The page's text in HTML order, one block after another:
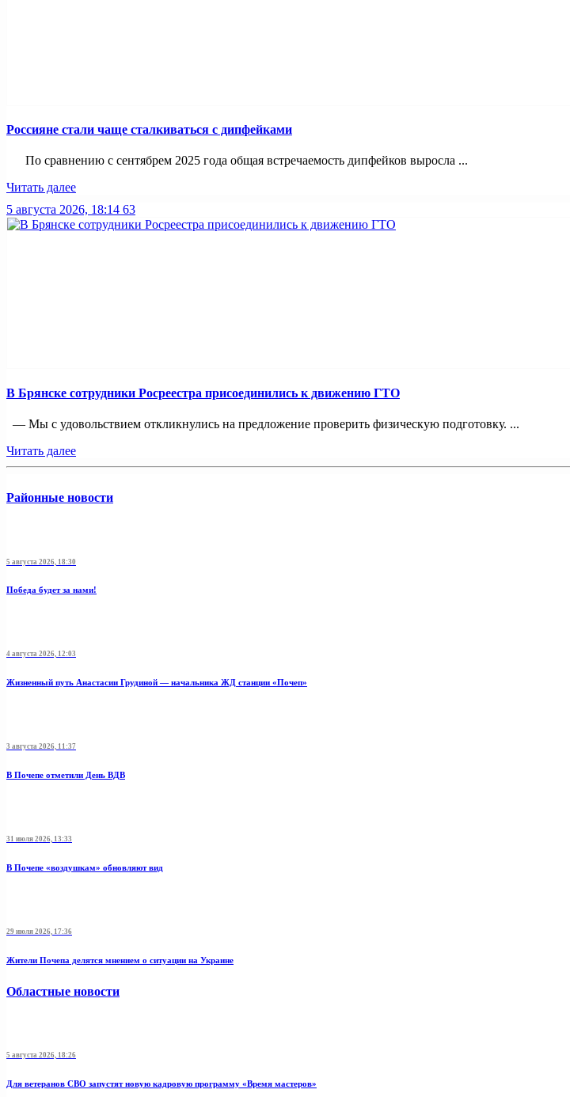
Россияне стали чаще сталкиваться с дипфейками
По сравнению с сентябрем 2025 года общая встречаемость дипфейков выросла ...
Читать далее
5 августа 2026, 18:14 63
В Брянске сотрудники Росреестра присоединились к движению ГТО
— Мы с удовольствием откликнулись на предложение проверить физическую подготовку. ...
Читать далее
Районные новости
5 августа 2026, 18:30
Победа будет за нами!
4 августа 2026, 12:03
Жизненный путь Анастасии Грудиной — начальника ЖД станции «Почеп»
3 августа 2026, 11:37
В Почепе отметили День ВДВ
31 июля 2026, 13:33
В Почепе «воздушкам» обновляют вид
29 июля 2026, 17:36
Жители Почепа делятся мнением о ситуации на Украине
Областные новости
5 августа 2026, 18:26
Для ветеранов СВО запустят новую кадровую программу «Время мастеров»